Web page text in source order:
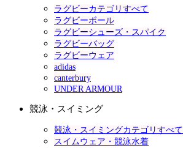
ラグビーカテゴリすべて
ラグビーボール
ラグビーシューズ・スパイク
ラグビーバッグ
ラグビーウェア
adidas
canterbury
UNDER ARMOUR
競泳・スイミング
競泳・スイミングカテゴリすべて
スイムウェア・競泳水着